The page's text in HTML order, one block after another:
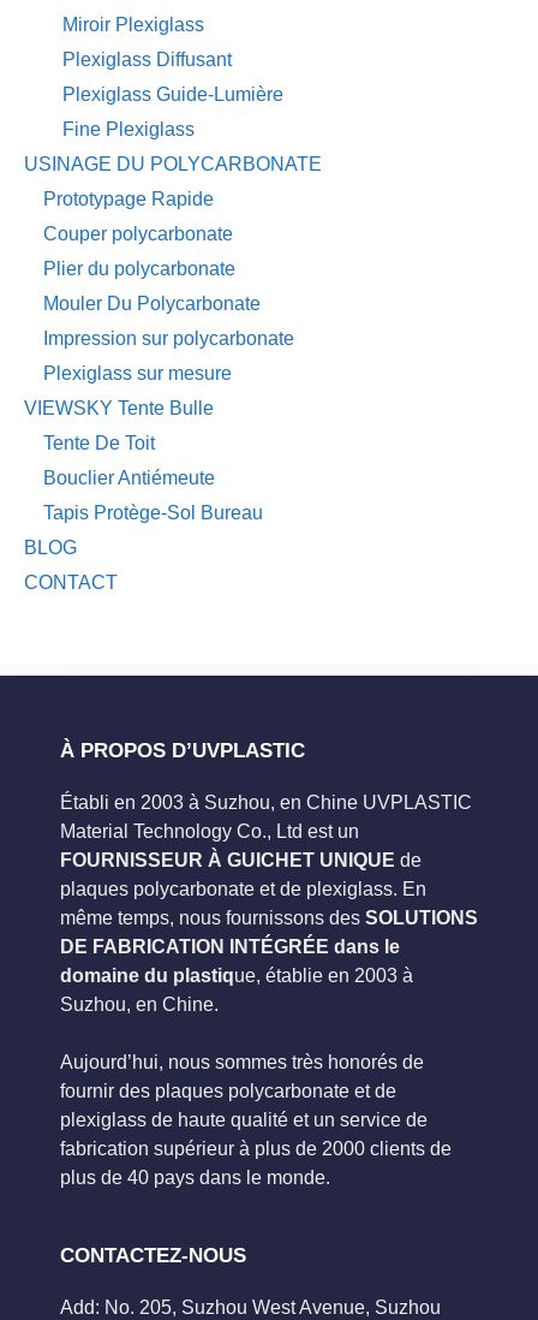
Miroir Plexiglass
Plexiglass Diffusant
Plexiglass Guide-Lumière
Fine Plexiglass
USINAGE DU POLYCARBONATE
Prototypage Rapide
Couper polycarbonate
Plier du polycarbonate
Mouler Du Polycarbonate
Impression sur polycarbonate
Plexiglass sur mesure
VIEWSKY Tente Bulle
Tente De Toit
Bouclier Antiémeute
Tapis Protège-Sol Bureau
BLOG
CONTACT
À PROPOS D’UVPLASTIC
Établi en 2003 à Suzhou, en Chine UVPLASTIC
Material Technology Co., Ltd est un
FOURNISSEUR À GUICHET UNIQUE de
plaques polycarbonate et de plexiglass. En
même temps, nous fournissons des SOLUTIONS
DE FABRICATION INTÉGRÉE dans le
domaine du plastique, établie en 2003 à
Suzhou, en Chine.
Aujourd’hui, nous sommes très honorés de
fournir des plaques polycarbonate et de
plexiglass de haute qualité et un service de
fabrication supérieur à plus de 2000 clients de
plus de 40 pays dans le monde.
CONTACTEZ-NOUS
Add: No. 205, Suzhou West Avenue, Suzhou